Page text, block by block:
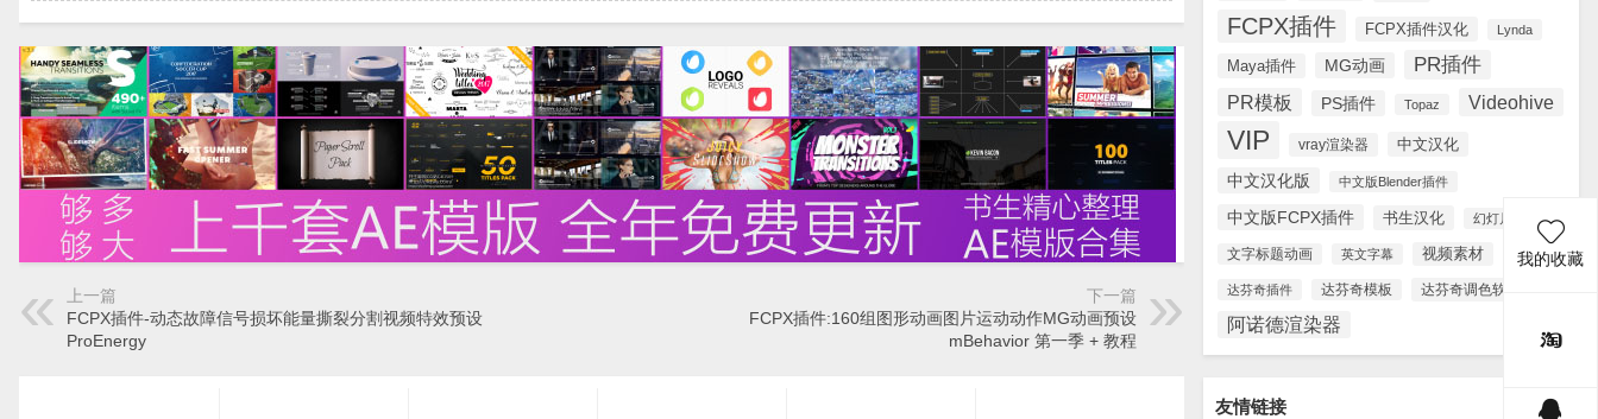
FCPX插件 FCPX插件汉化 Lynda
Maya插件 MG动画 PR插件
PR模板 PS插件 Topaz Videohive
VIP vray渲染器 中文汉化
中文汉化版 中文版Blender插件
中文版FCPX插件 书生汉化 幻灯片模板
文字标题动画 英文字幕 视频素材
达芬奇插件 达芬奇模板 达芬奇调色软件
阿诺德渲染器
友情链接
上一篇
FCPX插件-动态故障信号损坏能量撕裂分割视频特效预设
ProEnergy
下一篇
FCPX插件:160组图形动画图片运动动作MG动画预设
mBehavior 第一季 + 教程
我的收藏